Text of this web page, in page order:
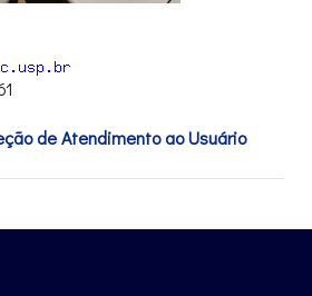
de Atendimento ao Usuário